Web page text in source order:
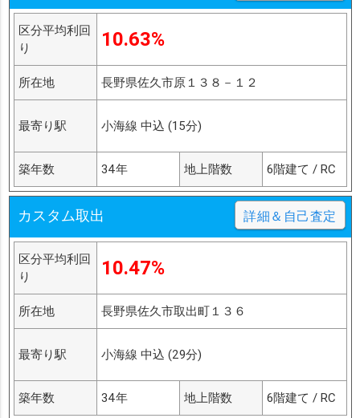
区分平均利回
り
10.63%
所在地 長野県佐久市原１３８－１２
最寄り駅 小海線 中込 (15分)
築年数 34年 地上階数 6階建て / RC
カスタム取出 詳細＆自己査定
区分平均利回
り
10.47%
所在地 長野県佐久市取出町１３６
最寄り駅 小海線 中込 (29分)
築年数 34年 地上階数 6階建て / RC